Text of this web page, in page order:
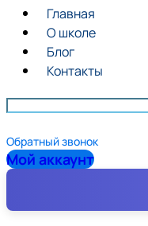
Главная
О школе
Блог
Контакты
Обратный звонок
Мой аккаунт